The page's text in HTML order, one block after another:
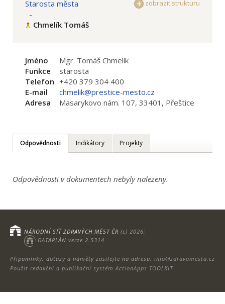
zobrazit strukturu
Starosta města
-
Chmelík Tomáš
Jméno
Mgr. Tomáš Chmelík
Funkce
starosta
Telefon +420 379 304 400
E-mail
chmelik@prestice-mesto.cz
Adresa
Masarykovo nám. 107, 33401, Přeštice
Odpovědnosti Indikátory Projekty
Odpovědnosti v dokumentech nebyly nalezeny.
Připomínky, dotazy a náměty zasílejte na adresu: info@zdravamesta.cz
Použit redakční a publikační systém ActionApps TOOLKIT
NÁRODNÍ SÍŤ ZDRAVÝCH MĚST ČR (c) 2026;
DATAPLÁN verze 2.5314